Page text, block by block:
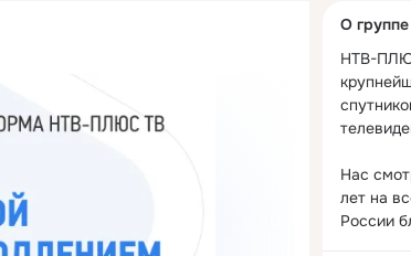
колонка
О группе
НТВ-
Нас
лет на
России